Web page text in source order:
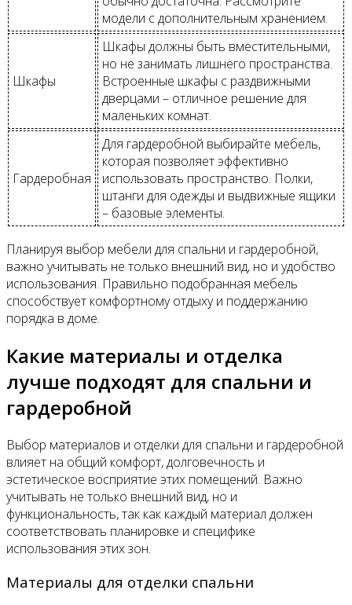
модели с дополнительным хранением.
Шкафы
Шкафы должны быть вместительными,
но не занимать лишнего пространства.
Встроенные шкафы с раздвижными
дверцами – отличное решение для
маленьких комнат.
Гардеробная
Для гардеробной выбирайте мебель,
которая позволяет эффективно
использовать пространство. Полки,
штанги для одежды и выдвижные ящики
– базовые элементы.
Планируя выбор мебели для спальни и гардеробной,
важно учитывать не только внешний вид, но и удобство
использования. Правильно подобранная мебель
способствует комфортному отдыху и поддержанию
порядка в доме.
Какие материалы и отделка
лучше подходят для спальни и
гардеробной
Выбор материалов и отделки для спальни и гардеробной
влияет на общий комфорт, долговечность и
эстетическое восприятие этих помещений. Важно
учитывать не только внешний вид, но и
функциональность, так как каждый материал должен
соответствовать планировке и специфике
использования этих зон.
Материалы для отделки спальни